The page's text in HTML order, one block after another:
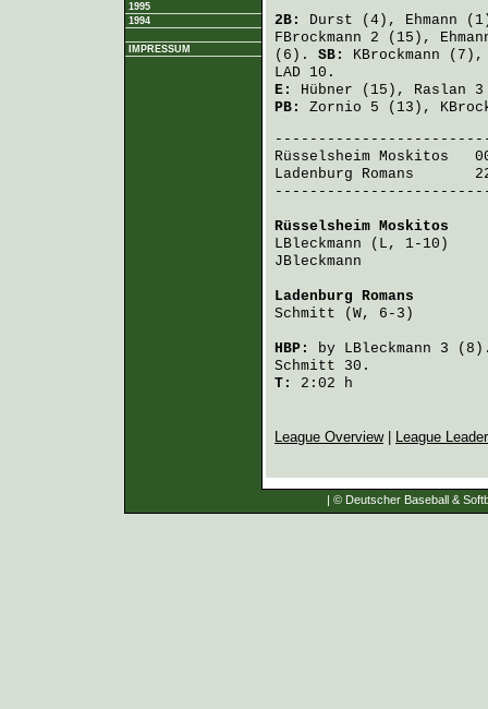
1995
1994
IMPRESSUM
2B: Durst (4), Ehmann
FBrockmann 2 (15),
(6). SB: KBrockmann
LAD 10.
E: Hübner (15), Raslan
PB: Zornio 5 (13),
Rüsselsheim Moskitos
Ladenburg Romans
Rüsselsheim Moskitos
LBleckmann (L, 1-10)
JBleckmann
Ladenburg Romans
Schmitt (W, 6-3)
HBP: by LBleckmann 3
Schmitt 30.
T:
2:02 h
League Overview| League
| © Deutscher Baseball &